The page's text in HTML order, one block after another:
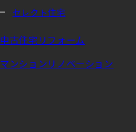
セレクト住宅
中古住宅リフォーム
マンションリノベーション